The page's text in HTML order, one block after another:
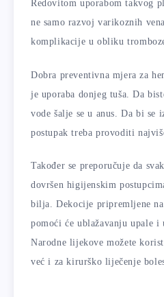
Redovitom uporabom takvog
ne samo razvoj varikoznih
komplikacije u obliku
Dobra preventivna mjera za
je uporaba donjeg tuša. Da
vode šalje se u anus. Da bi se
postupak treba provoditi
Također se preporučuje da
dovršen higijenskim
bilja. Dekocije pripremljene
pomoći će ublažavanju upale i
Narodne lijekove možete
već i za kirurško liječenje